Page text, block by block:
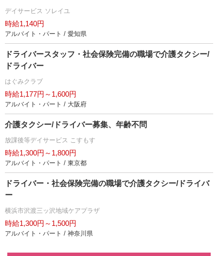
デイサービス ソレイユ
時給1,140円
アルバイト・パート / 愛知県
ドライバースタッフ・社会保険完備の職場で介護タクシー/
ドライバー
はぐみクラブ
時給1,177円～1,600円
アルバイト・パート / 大阪府
介護タクシー/ドライバー募集、年齢不問
放課後等デイサービス こすもす
時給1,300円～1,800円
アルバイト・パート / 東京都
ドライバー・社会保険完備の職場で介護タクシー/ドライバ
ー
横浜市沢渡三ッ沢地域ケアプラザ
時給1,300円～1,500円
アルバイト・パート / 神奈川県